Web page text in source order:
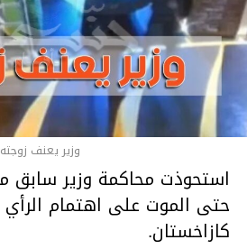
وزير يعنف
استحوذت محاكمة وزير سابق
حتى الموت على اهتمام
كازاخستان.